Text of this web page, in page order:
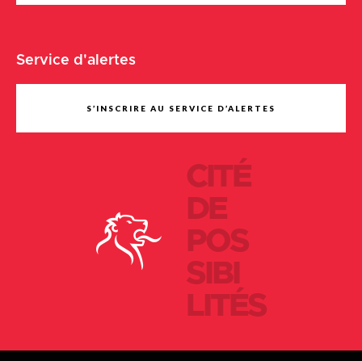
CITÉ
DE
POS
SIBI
LITÉS
Service d'alertes
S’INSCRIRE AU SERVICE D’ALERTES